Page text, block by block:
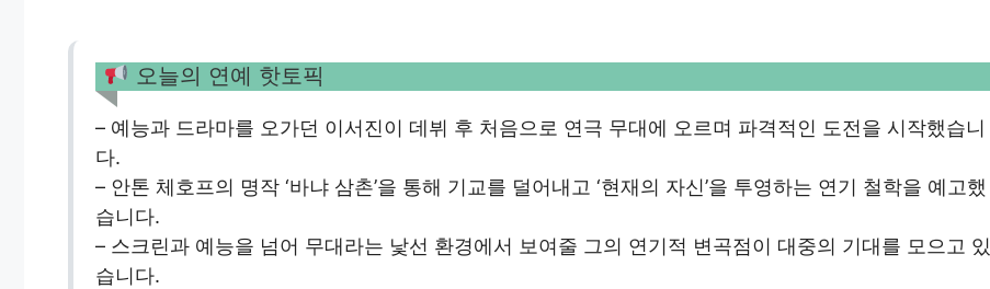
오늘의 연예 핫토픽
– 예능과 드라마를 오가던 이서진이 데뷔 후 처음으로 연극 무대에 오르며 파격적인 도전을 시작했습니
다.
– 안톤 체호프의 명작 ‘바냐 삼촌’을 통해 기교를 덜어내고 ‘현재의 자신’을 투영하는 연기 철학을 예고했
습니다.
– 스크린과 예능을 넘어 무대라는 낯선 환경에서 보여줄 그의 연기적 변곡점이 대중의 기대를 모으고 있
습니다.